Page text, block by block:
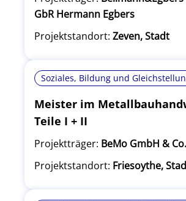
GbR Hermann Egbers
Projektstandort: Zeven, Stadt
Soziales, Bildung und
Meister im
Teile I + II
Projektträger: BeMo GmbH &
Projektstandort: Friesoythe,